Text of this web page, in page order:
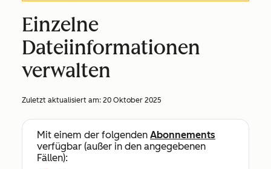
Einzelne
Dateiinformationen
verwalten
Zuletzt aktualisiert am: 20 Oktober 2025
Mit einem der folgenden Abonnements
verfügbar (außer in den angegebenen
Fällen):